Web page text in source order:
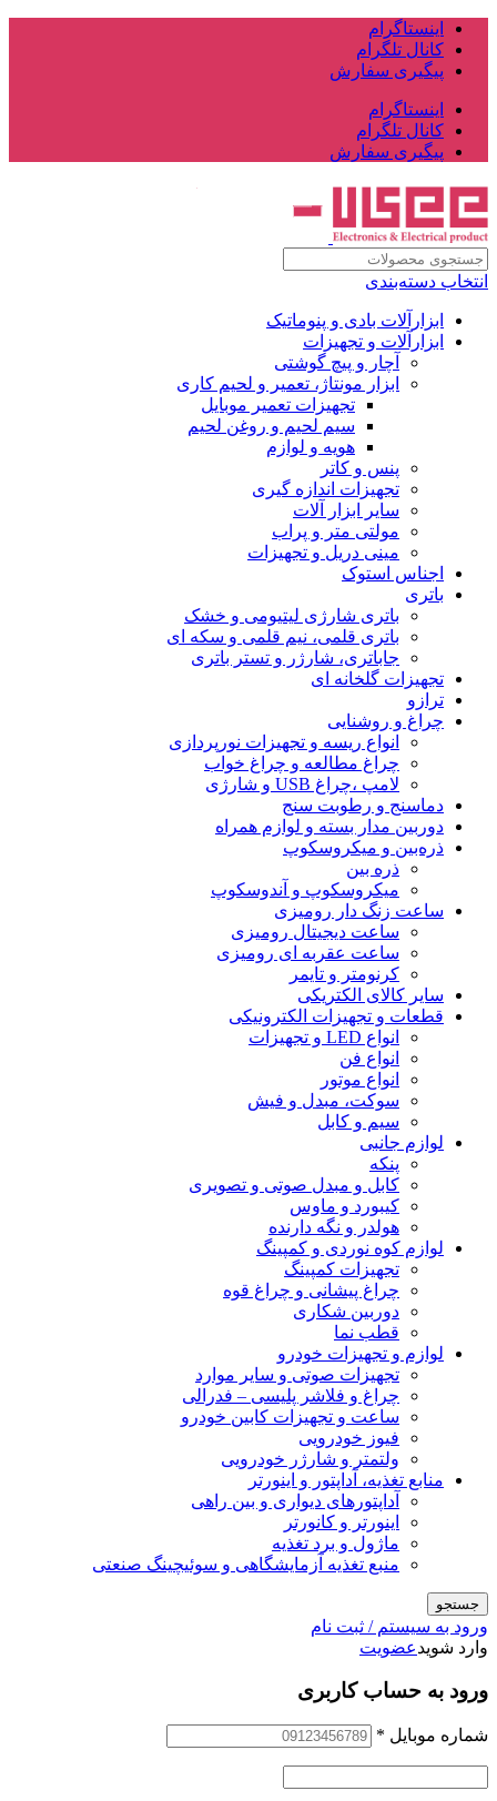
اینستاگرام
کانال تلگرام
پیگیری سفارش
اینستاگرام
کانال تلگرام
پیگیری سفارش
انتخاب دسته‌بندی
ابزارآلات بادی و پنوماتیک
ابزارآلات و تجهیزات
آچار و پیچ گوشتی
ابزار مونتاژ، تعمیر و لحیم کاری
تجهیزات تعمیر موبایل
سیم لحیم و روغن لحیم
هویه و لوازم
پنس و کاتر
تجهیزات اندازه گیری
سایر ابزار آلات
مولتی متر و پراب
مینی دریل و تجهیزات
اجناس استوک
باتری
باتری شارژی لیتیومی و خشک
باتری قلمی، نیم قلمی و سکه ای
جاباتری، شارژر و تستر باتری
تجهیزات گلخانه ای
ترازو
چراغ و روشنایی
انواع ریسه و تجهیزات نورپردازی
چراغ مطالعه و چراغ خواب
لامپ ،چراغ USB و شارژی
دماسنج و رطوبت سنج
دوربین مدار بسته و لوازم همراه
ذره‌بین و میکروسکوپ
ذره بین
میکروسکوپ و آندوسکوپ
ساعت زنگ دار رومیزی
ساعت دیجیتال رومیزی
ساعت عقربه ای رومیزی
کرنومتر و تایمر
سایر کالای الکتریکی
قطعات و تجهیزات الکترونیکی
انواع LED و تجهیزات
انواع فن
انواع موتور
سوکت، مبدل و فیش
سیم و کابل
لوازم جانبی
پنکه
کابل و مبدل صوتی و تصویری
کیبورد و ماوس
هولدر و نگه دارنده
لوازم کوه نوردی و کمپینگ
تجهیزات کمپینگ
چراغ پیشانی و چراغ قوه
دوربین شکاری
قطب نما
لوازم و تجهیزات خودرو
تجهیزات صوتی و سایر موارد
چراغ و فلاشر پلیسی – فدرالی
ساعت و تجهیزات کابین خودرو
فیوز خودرویی
ولتمتر و شارژر خودرویی
منابع تغذیه، آداپتور و اینورتر
آداپتورهای دیواری و بین راهی
اینورتر و کانورتر
ماژول و برد تغذیه
منبع تغذیه آزمایشگاهی و سوئیچینگ صنعتی
جستجو
ورود به سیستم / ثبت نام
وارد شویدعضویت
ورود به حساب کاربری
شماره موبایل *